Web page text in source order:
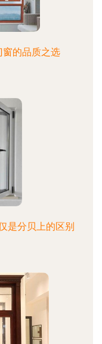
的品质之选
是分贝上的区别